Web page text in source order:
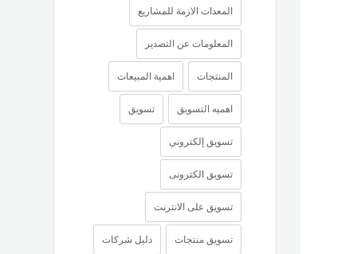
المعدات الازمة للمشاريع
المعلومات عن التصدير
المنتجات اهمية المبيعات
اهميه التسويق تسويق
تسويق إلكتروني
تسويق الكترونى
تسويق على الانترنت
تسويق منتجات دليل شركات